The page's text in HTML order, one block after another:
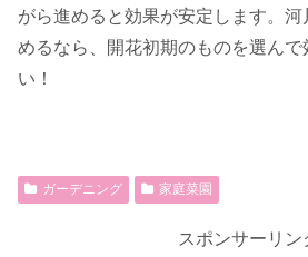
がら進めると効果が安定します。
めるなら、開花初期のものを選んで
い！
ガーデニング 家庭菜園
スポンサーリン